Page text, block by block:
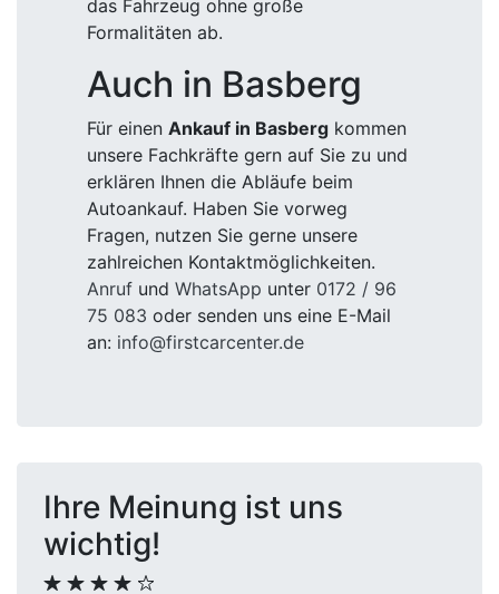
das Fahrzeug ohne große
Formalitäten ab.
Auch in Basberg
Für einen Ankauf in Basberg kommen
unsere Fachkräfte gern auf Sie zu und
erklären Ihnen die Abläufe beim
Autoankauf. Haben Sie vorweg
Fragen, nutzen Sie gerne unsere
zahlreichen Kontaktmöglichkeiten.
Anruf und WhatsApp unter 0172 / 96
75 083 oder senden uns eine E-Mail
an: info@firstcarcenter.de
Ihre Meinung ist uns
wichtig!